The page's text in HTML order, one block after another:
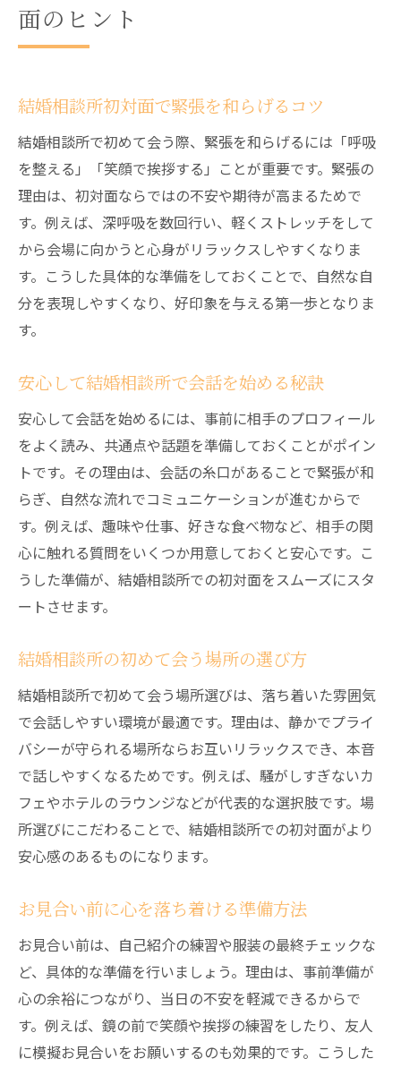
面のヒント
結婚相談所初対面で緊張を和らげるコツ
結婚相談所で初めて会う際、緊張を和らげるには「呼吸
を整える」「笑顔で挨拶する」ことが重要です。緊張の
理由は、初対面ならではの不安や期待が高まるためで
す。例えば、深呼吸を数回行い、軽くストレッチをして
から会場に向かうと心身がリラックスしやすくなりま
す。こうした具体的な準備をしておくことで、自然な自
分を表現しやすくなり、好印象を与える第一歩となりま
す。
安心して結婚相談所で会話を始める秘訣
安心して会話を始めるには、事前に相手のプロフィール
をよく読み、共通点や話題を準備しておくことがポイン
トです。その理由は、会話の糸口があることで緊張が和
らぎ、自然な流れでコミュニケーションが進むからで
す。例えば、趣味や仕事、好きな食べ物など、相手の関
心に触れる質問をいくつか用意しておくと安心です。こ
うした準備が、結婚相談所での初対面をスムーズにスタ
ートさせます。
結婚相談所の初めて会う場所の選び方
結婚相談所で初めて会う場所選びは、落ち着いた雰囲気
で会話しやすい環境が最適です。理由は、静かでプライ
バシーが守られる場所ならお互いリラックスでき、本音
で話しやすくなるためです。例えば、騒がしすぎないカ
フェやホテルのラウンジなどが代表的な選択肢です。場
所選びにこだわることで、結婚相談所での初対面がより
安心感のあるものになります。
お見合い前に心を落ち着ける準備方法
お見合い前は、自己紹介の練習や服装の最終チェックな
ど、具体的な準備を行いましょう。理由は、事前準備が
心の余裕につながり、当日の不安を軽減できるからで
す。例えば、鏡の前で笑顔や挨拶の練習をしたり、友人
に模擬お見合いをお願いするのも効果的です。こうした